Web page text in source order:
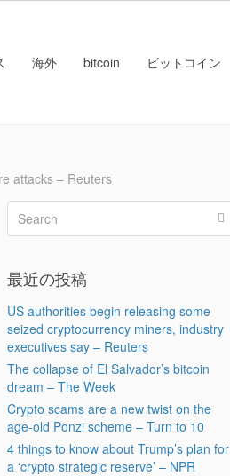
海外 bitcoin ビットコイン
attacks – Reuters
最近の投稿
US authorities begin releasing some
seized cryptocurrency miners, industry
executives say – Reuters
The collapse of El Salvador’s bitcoin
dream – The Week
Crypto scams are a new twist on the
age-old Ponzi scheme – Turn to 10
4 things to know about Trump’s plan for
a ‘crypto strategic reserve’ – NPR